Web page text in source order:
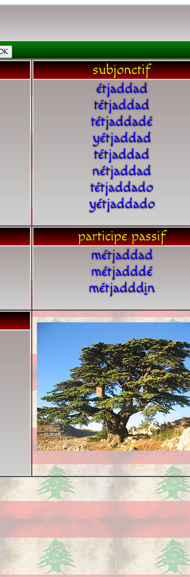
subjonctif
étjaddad
tétjaddad
tétjaddadé
yétjaddad
tétjaddad
nétjaddad
tétjaddado
yétjaddado
participe passif
métjaddad
métjadddé
métjadddin